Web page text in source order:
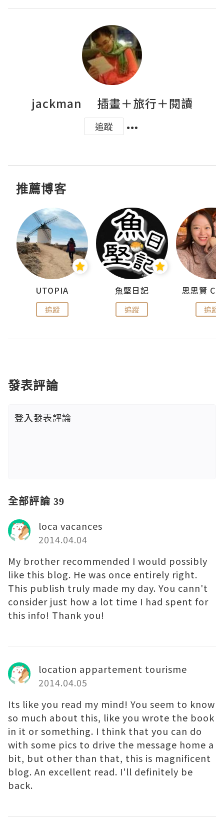
jackman 插畫＋旅行＋閱讀
追蹤
推薦博客
UTOPIA
追蹤
魚堅日記
追蹤 追蹤
發表評論
登入發表評論
全部評論 39
loca vacances
2014.04.04
My brother recommended I would possibly
like this blog. He was once entirely right.
This publish truly made my day. You cann't
consider just how a lot time I had spent for
this info! Thank you!
location appartement tourisme
2014.04.05
Its like you read my mind! You seem to know
so much about this, like you wrote the book
in it or something. I think that you can do
with some pics to drive the message home a
bit, but other than that, this is magnificent
blog. An excellent read. I'll definitely be
back.